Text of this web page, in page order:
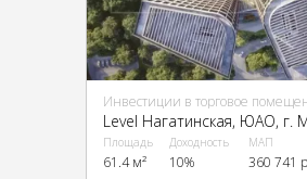
Инвестиции в торговое
Площадь
61.4 м²
Доходность
10%
МАП
360 741